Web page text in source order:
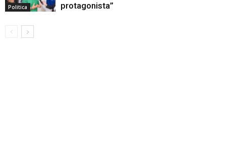
Politica
protagonista”